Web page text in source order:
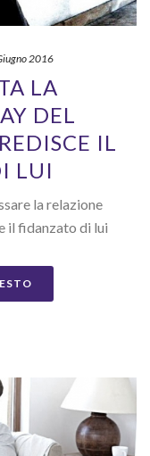
2016
LA
DEL
IL
LUI
la relazione
il fidanzato di lui